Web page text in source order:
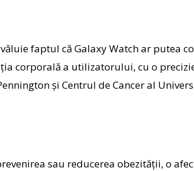
faptul că Galaxy Watch ar putea
corporală a utilizatorului, cu o
și Centrul de Cancer al
sau reducerea obezității, o